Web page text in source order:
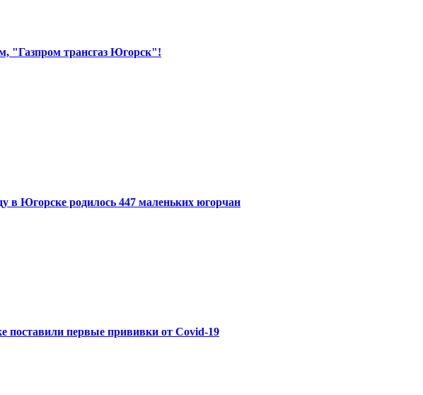
"Газпром трансгаз Югорск"!
в Югорске родилось 447 маленьких югорчан
поставили первые прививки от Covid-19